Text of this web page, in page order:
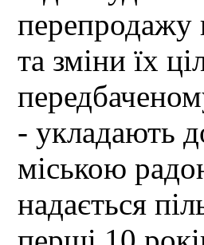
перепродажу
та зміни їх
- укладають
міською
надається